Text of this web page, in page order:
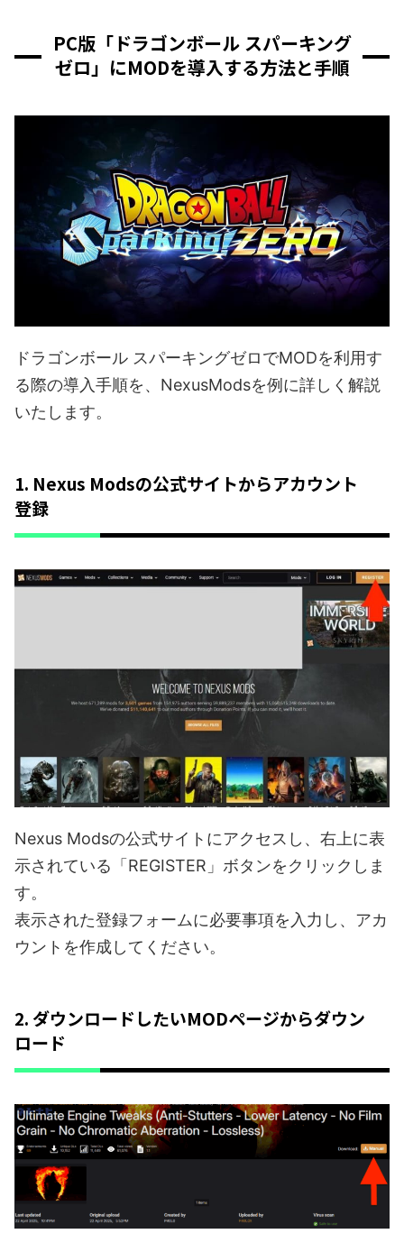
PC版「ドラゴンボール スパーキング
ゼロ」にMODを導入する方法と手順
ドラゴンボール スパーキングゼロでMODを利用す
る際の導入手順を、NexusModsを例に詳しく解説
いたします。
1. Nexus Modsの公式サイトからアカウント
登録
Nexus Modsの公式サイトにアクセスし、右上に表
示されている「REGISTER」ボタンをクリックしま
す。
表示された登録フォームに必要事項を入力し、アカ
ウントを作成してください。
2. ダウンロードしたいMODページからダウン
ロード